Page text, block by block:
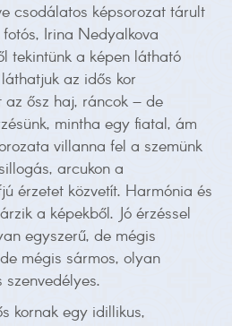
csodálatos képsorozat tárult
Irina Nedyalkova
tekintünk a képen látható
az idős kor
ősz haj, ráncok – de
mintha egy fiatal, ám
villanna fel a szemünk
arcukon a
érzetet közvetít. Harmónia és
a képekből. Jó érzéssel
egyszerű, de mégis
mégis sármos, olyan
kornak egy idillikus,